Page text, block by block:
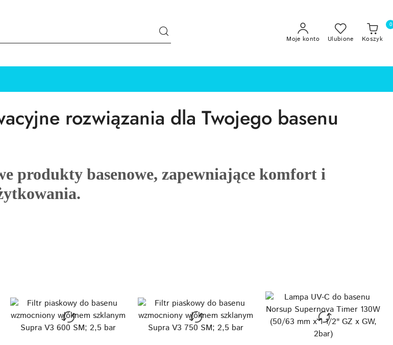
Moje konto Ulubione Koszyk
0
rozwiązania dla Twojego basenu
produkty basenowe, zapewniające komfort i